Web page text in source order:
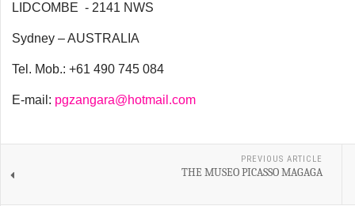
LIDCOMBE - 2141 NWS
Sydney – AUSTRALIA
Tel. Mob.: +61 490 745 084
E-mail: pgzangara@hotmail.com
PREVIOUS ARTICLE
THE MUSEO PICASSO MAGAGA